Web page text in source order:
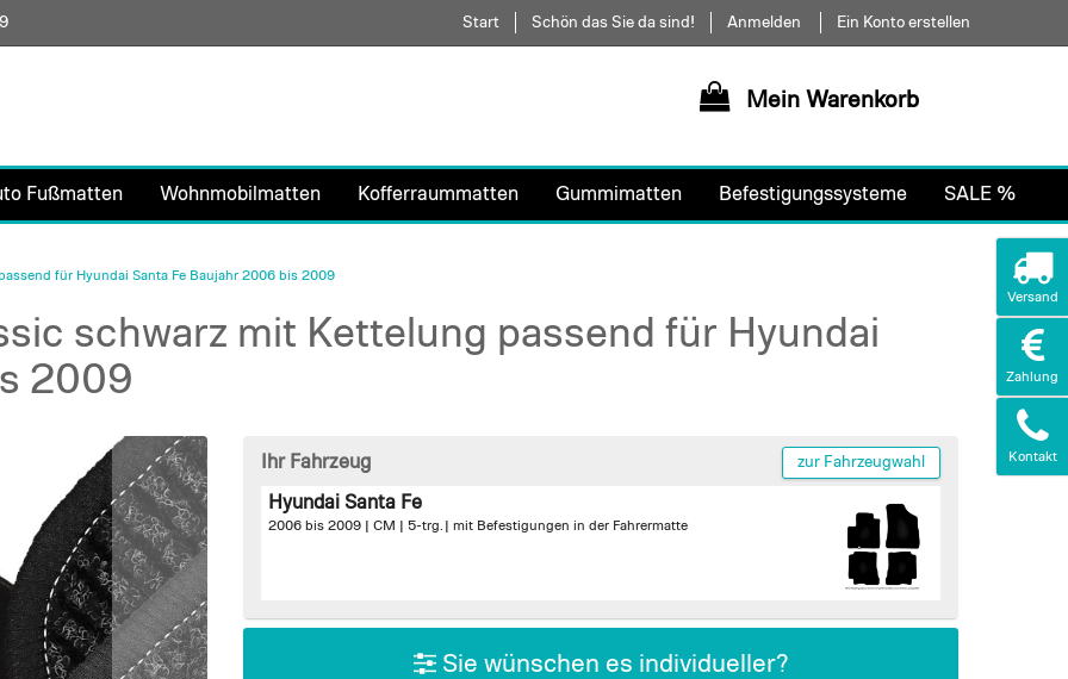
Direkt
zum
Start Schön das Sie da sind! Anmelden Ein Konto erstellen
Mein Warenkorb
Fußmatten Wohnmobilmatten Kofferraummatten Gummimatten Befestigungssysteme SALE %
für Hyundai Santa Fe Baujahr 2006 bis 2009
schwarz mit Kettelung passend für Hyundai
2009
Ihr Fahrzeug zur Fahrzeugwahl
Hyundai Santa Fe
2006 bis 2009 | CM | 5-trg. | mit Befestigungen in der Fahrermatte
Sie wünschen es individueller?
Versand
Zahlung
Kontakt